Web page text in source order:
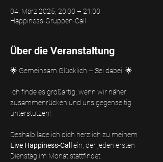
04. März 2025, 20:00 – 21:00
Happiness-Gruppen-Call
Über die Veranstaltung
🌟 Gemeinsam Glücklich – Sei dabei! 🌟
Ich finde es großartig, wenn wir näher
zusammenrücken und uns gegenseitig
unterstützen!
Deshalb lade ich dich herzlich zu meinem
Live Happiness-Call ein, der jeden ersten
Dienstag im Monat stattfindet.